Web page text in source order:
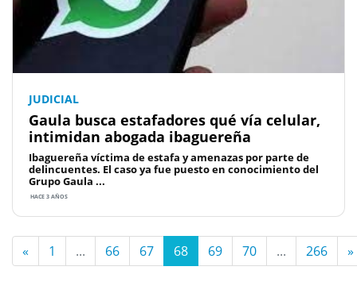
JUDICIAL
Gaula busca estafadores qué vía celular,
intimidan abogada ibaguereña
Ibaguereña víctima de estafa y amenazas por parte de
delincuentes. El caso ya fue puesto en conocimiento del
Grupo Gaula ...
HACE 3 AÑOS
« 1 ... 66 67 68 69 70 ... 266 »